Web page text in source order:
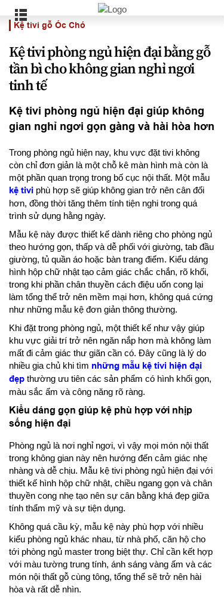
Kệ tivi gỗ Óc Chó
Kệ tivi phòng ngủ hiện đại bằng gỗ
tần bì cho không gian nghỉ ngơi
tinh tế
Kệ tivi phòng ngủ hiện đại giúp không
gian nghỉ ngơi gọn gàng và hài hòa hơn
Trong phòng ngủ hiện nay, khu vực đặt tivi không
còn chỉ đơn giản là một chỗ kê màn hình mà còn là
một phần quan trọng trong bố cục nội thất. Một mẫu
kệ tivi phù hợp sẽ giúp không gian trở nên cân đối
hơn, đồng thời tăng thêm tính tiện nghi trong quá
trình sử dụng hằng ngày.
Mẫu kệ này được thiết kế dành riêng cho phòng ngủ
theo hướng gọn, thấp và dễ phối với giường, tab đầu
giường, tủ quần áo hoặc bàn trang điểm. Kiểu dáng
hình hộp chữ nhật tạo cảm giác chắc chắn, rõ khối,
trong khi phần chân thuyền cách điệu uốn cong lại
làm tổng thể trở nên mềm mại hơn, không quá cứng
như những mẫu kệ đơn giản thông thường.
Khi đặt trong phòng ngủ, một thiết kế như vậy giúp
khu vực giải trí trở nên ngăn nắp hơn mà không làm
mất đi cảm giác thư giãn cần có. Đây cũng là lý do
nhiều gia chủ khi tìm những mẫu kệ tivi hiện đại
đẹp thường ưu tiên các sản phẩm có hình khối gọn,
màu sắc ấm và công năng rõ ràng.
Kiểu dáng gọn giúp kệ phù hợp với nhịp
sống hiện đại
Phòng ngủ là nơi nghỉ ngơi, vì vậy mọi món nội thất
trong không gian này nên hướng đến cảm giác nhẹ
nhàng và dễ chịu. Mẫu kệ tivi phòng ngủ hiện đại với
thiết kế hình hộp chữ nhật, chiều ngang gọn và chân
thuyền cong nhẹ tạo nên sự cân bằng khá đẹp giữa
tính thẩm mỹ và sự tiện dụng.
Không quá cầu kỳ, mẫu kệ này phù hợp với nhiều
kiểu phòng ngủ khác nhau, từ nhà phố, căn hộ cho
tới phòng ngủ master trong biệt thự. Chỉ cần kết hợp
với màu tường trung tính, ánh sáng vàng ấm và các
món nội thất gỗ cùng tông, tổng thể sẽ trở nên hài
hòa và rất dễ nhìn.